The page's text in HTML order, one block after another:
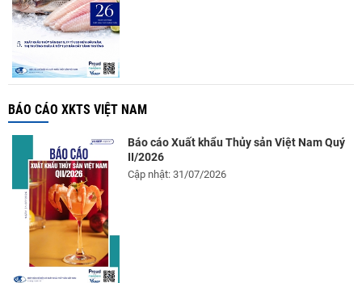
BÁO CÁO XKTS VIỆT NAM
Báo cáo Xuất khẩu Thủy sản Việt Nam Quý
II/2026
Cập nhật: 31/07/2026